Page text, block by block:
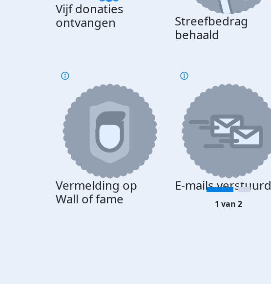
Vijf donaties
ontvangen
Streefbedrag
behaald
Vermelding op
Wall of fame
E-mails verstuurd
1 van 2